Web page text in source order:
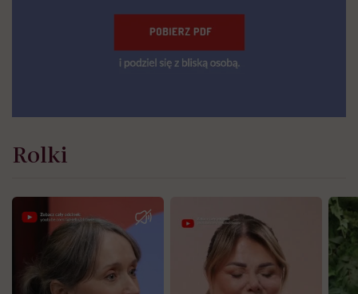
Rolki